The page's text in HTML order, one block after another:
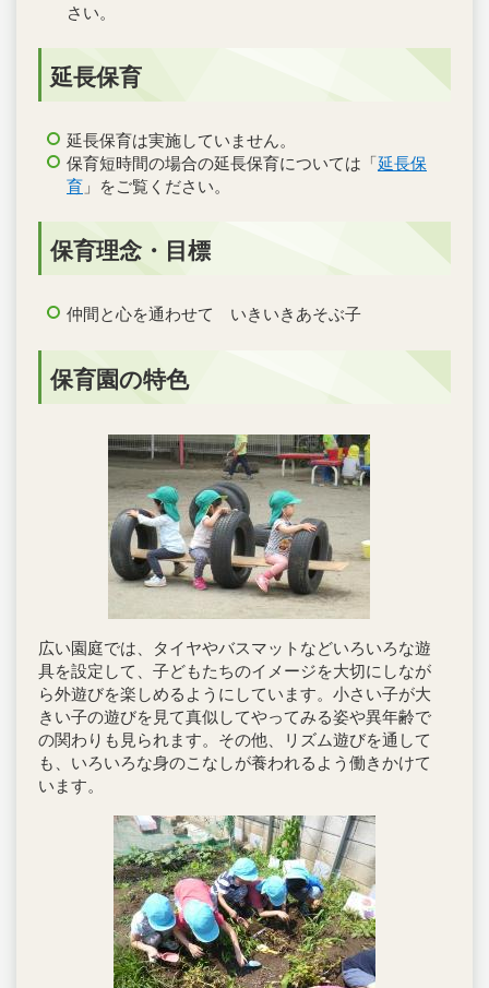
さい。
延長保育
延長保育は実施していません。
保育短時間の場合の延長保育については「延長保
育 」をご覧ください。
保育理念・目標
仲間と心を通わせて いきいきあそぶ子
保育園の特色
広い園庭では、タイヤやバスマットなどいろいろな遊
具を設定して、子どもたちのイメージを大切にしなが
ら外遊びを楽しめるようにしています。小さい子が大
きい子の遊びを見て真似してやってみる姿や異年齢で
の関わりも見られます。その他、リズム遊びを通して
も、いろいろな身のこなしが養われるよう働きかけて
います。